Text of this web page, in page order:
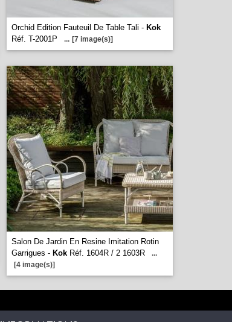
Orchid Edition Fauteuil De Table Tali - Kok
Réf. T-2001P
... [7 image(s)]
Salon De Jardin En Resine Imitation Rotin
Garrigues - Kok Réf. 1604R / 2 1603R
...
[4 image(s)]